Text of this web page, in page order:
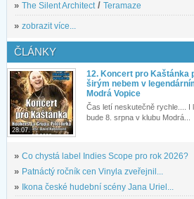
» The Silent Architect/ Teramaze
» zobrazit více...
ČLÁNKY
28.07.
12. Koncert pro Kaštánka
širým nebem v
Modrá Vopice
Čas letí neskutečně rychle.... I
bude 8. srpna v klubu Modrá...
» Co chystá label Indies Scope pro rok 2026?
» Patnáctý ročník cen Vinyla zveřejnil...
» Ikona české hudební scény Jana Uriel...